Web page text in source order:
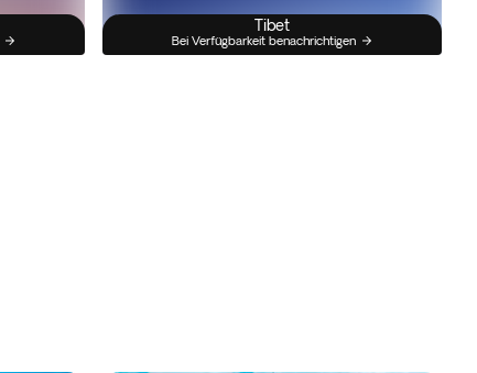
Tibet
Bei Verfügbarkeit benachrichtigen